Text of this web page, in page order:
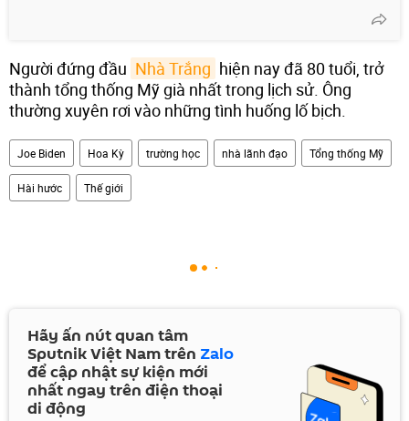
Người đứng đầu Nhà Trắng hiện nay đã 80 tuổi, trở
thành tổng thống Mỹ già nhất trong lịch sử. Ông
thường xuyên rơi vào những tình huống lố bịch.
Joe Biden Hoa Kỳ trường học nhà lãnh đạo Tổng thống Mỹ
Hài hước Thế giới
Hãy ấn nút quan tâm
Sputnik Việt Nam trên Zalo
để cập nhật sự kiện mới
nhất ngay trên điện thoại
di động